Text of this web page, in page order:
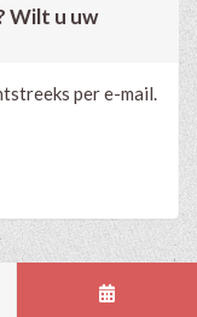
Wilt u uw
per e-mail.
van deze praktijk